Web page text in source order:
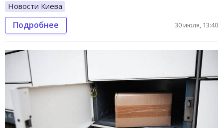
Новости Киева
Подробнее 30 июля, 13:40